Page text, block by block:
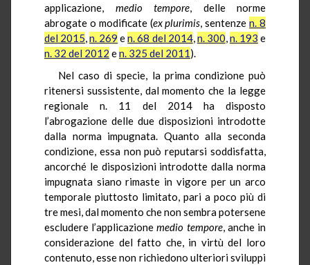
applicazione, medio tempore, delle norme
abrogate o modificate (ex plurimis, sentenzen. 8
del 2015,n. 269 en. 68 del 2014,n. 300,n. 193 e
n. 32 del 2012 en. 325 del 2011).
Nel caso di specie, la prima condizione può
ritenersi sussistente, dal momento che la legge
regionale n. 11 del 2014 ha disposto
l’abrogazione delle due disposizioni introdotte
dalla norma impugnata. Quanto alla seconda
condizione, essa non può reputarsi soddisfatta,
ancorché le disposizioni introdotte dalla norma
impugnata siano rimaste in vigore per un arco
temporale piuttosto limitato, pari a poco più di
tre mesi, dal momento che non sembra potersene
escludere l’applicazionemedio tempore, anche in
considerazione del fatto che, in virtù del loro
contenuto, esse non richiedono ulteriori sviluppi